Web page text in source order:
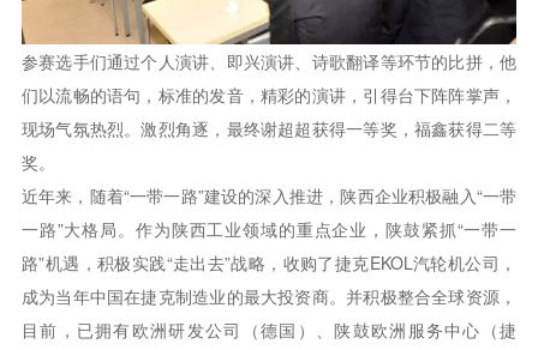
参赛选手们通过个人演讲、即兴演讲、诗歌翻译等环节的比拼，他
们以流畅的语句，标准的发音，精彩的演讲，引得台下阵阵掌声，
现场气氛热烈。激烈角逐，最终谢超超获得一等奖，福鑫获得二等
奖。
近年来，随着“一带一路”建设的深入推进，陕西企业积极融入“一带
一路”大格局。作为陕西工业领域的重点企业，陕鼓紧抓“一带一
路”机遇，积极实践“走出去”战略，收购了捷克EKOL汽轮机公司，
成为当年中国在捷克制造业的最大投资商。并积极整合全球资源，
目前，已拥有欧洲研发公司（德国）、陕鼓欧洲服务中心（捷